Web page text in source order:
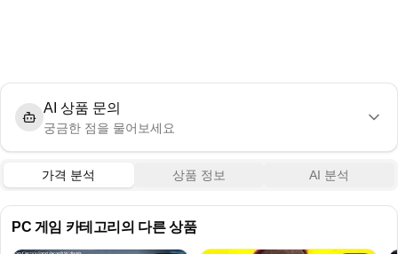
AI 상품 문의
궁금한 점을 물어보세요
가격 분석 상품 정보 AI 분석
PC 게임 카테고리의 다른 상품